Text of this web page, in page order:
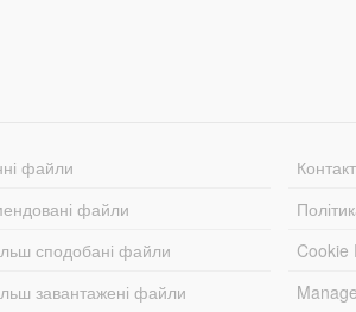
файли
файли
сподобані файли
завантажені файли
Cookie